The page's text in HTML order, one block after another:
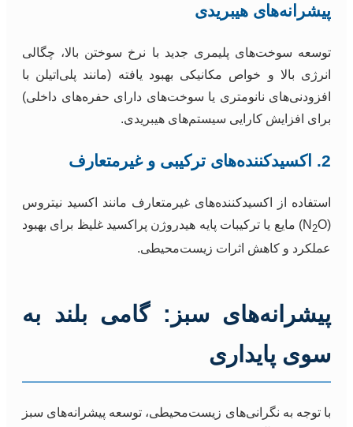
پیشرانه‌های هیبریدی
توسعه سوخت‌های پلیمری جدید با نرخ سوختن بالا، چگالی
انرژی بالا و خواص مکانیکی بهبود یافته (مانند پلی‌اتیلن با
افزودنی‌های نانومتری یا سوخت‌های دارای حفره‌های داخلی)
برای افزایش کارایی سیستم‌های هیبریدی.
2. اکسیدکننده‌های ترکیبی و غیرمتعارف
استفاده از اکسیدکننده‌های غیرمتعارف مانند اکسید نیتروس
(N
2
O) مایع یا ترکیبات پایه هیدروژن پراکسید غلیظ برای بهبود
عملکرد و کاهش اثرات زیست‌محیطی.
پیشرانه‌های سبز: گامی بلند به
سوی پایداری
با توجه به نگرانی‌های زیست‌محیطی، توسعه پیشرانه‌های سبز